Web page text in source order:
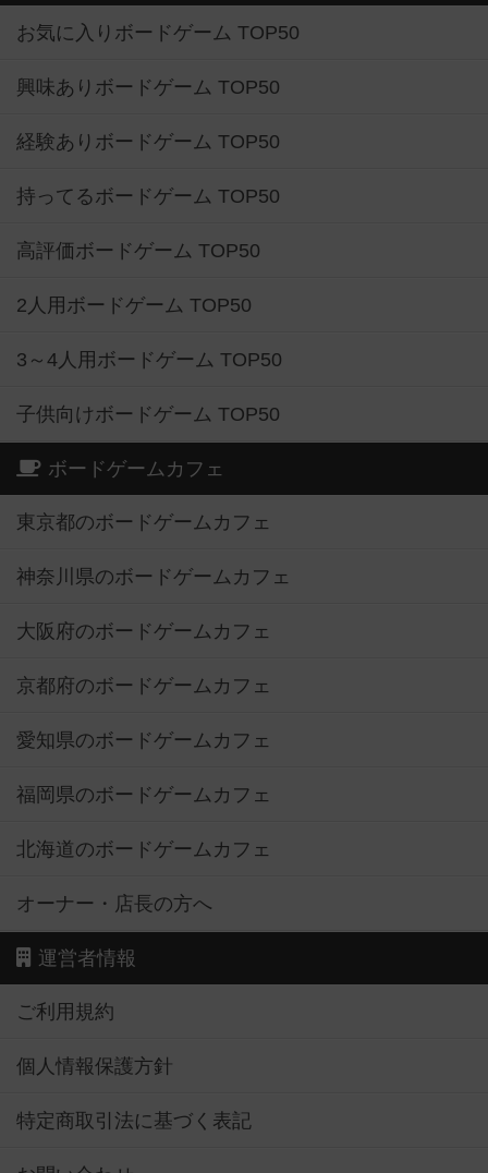
お気に入りボードゲーム TOP50
興味ありボードゲーム TOP50
経験ありボードゲーム TOP50
持ってるボードゲーム TOP50
高評価ボードゲーム TOP50
2人用ボードゲーム TOP50
3～4人用ボードゲーム TOP50
子供向けボードゲーム TOP50
ボードゲームカフェ
東京都のボードゲームカフェ
神奈川県のボードゲームカフェ
大阪府のボードゲームカフェ
京都府のボードゲームカフェ
愛知県のボードゲームカフェ
福岡県のボードゲームカフェ
北海道のボードゲームカフェ
オーナー・店長の方へ
運営者情報
ご利用規約
個人情報保護方針
特定商取引法に基づく表記